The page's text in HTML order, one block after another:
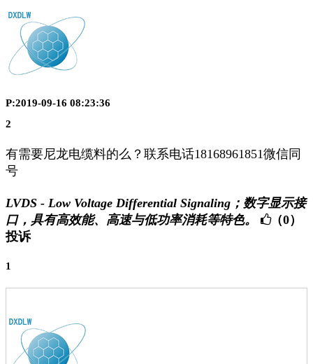
P:2019-09-16 08:23:36
2
有需要尼龙电缆料的么？联系电话18168961851微信同
号
LVDS - Low Voltage Differential Signaling；数字显示接
口，具有高效能、高速与低功率消耗等特色。
（0）
投诉
1